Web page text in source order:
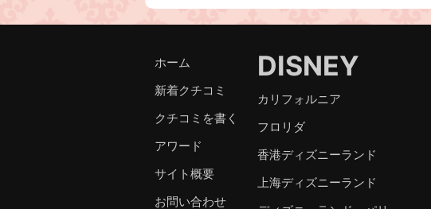
ホーム
新着クチコミ
クチコミを書く
アワード
サイト概要
お問い合わせ
DISNEY
カリフォルニア
フロリダ
香港ディズニーランド
上海ディズニーランド